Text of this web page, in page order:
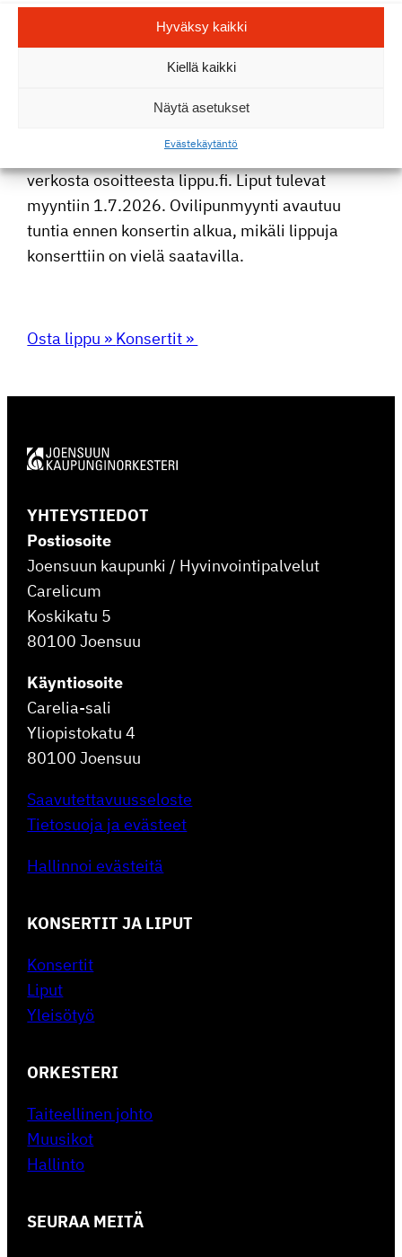
Hyväksy kaikki
Kiellä kaikki
Näytä asetukset
Eväste­käy­täntö
L’Edipo Re di Sofocle, 18′
: Lachrymae op. 48a altto­viu­
Liput ennakkoon Pilet­ti­puoti Elielistä tai
verkosta osoit­teesta lippu.fi. Liput tulevat
myyntiin 1.7.2026. Ovili­pun­myynti avautuu
tuntia ennen konsertin alkua, mikäli lippuja
konsert­tiin on vielä saatavilla.
Osta lippu » Konsertit »
YHTEYSTIEDOT
Postiosoite
Joensuun kaupunki / Hyvinvointipalvelut
Carelicum
Koskikatu 5
80100 Joensuu
Käyntiosoite
Carelia-sali
Yliopistokatu 4
80100 Joensuu
Saavutettavuusseloste
Tietosuoja ja evästeet
Hallinnoi evästeitä
KONSERTIT JA LIPUT
Konsertit
Liput
Yleisötyö
ORKESTERI
Taiteellinen johto
Muusikot
Hallinto
SEURAA MEITÄ